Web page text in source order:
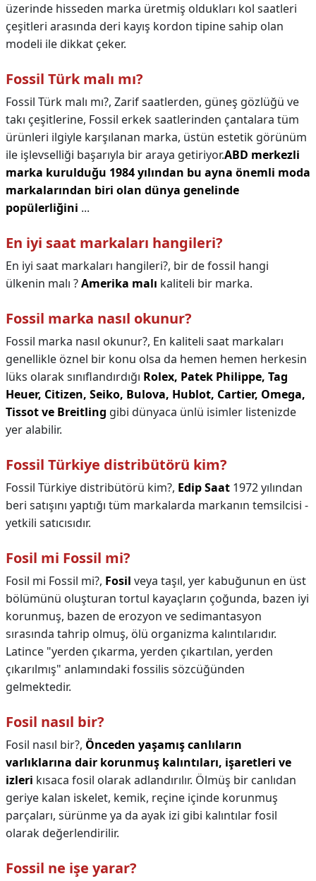
üzerinde hisseden marka üretmiş oldukları kol saatleri
çeşitleri arasında deri kayış kordon tipine sahip olan
modeli ile dikkat çeker.
Fossil Türk malı mı?
Fossil Türk malı mı?, Zarif saatlerden, güneş gözlüğü ve
takı çeşitlerine, Fossil erkek saatlerinden çantalara tüm
ürünleri ilgiyle karşılanan marka, üstün estetik görünüm
ile işlevselliği başarıyla bir araya getiriyor.ABD merkezli
marka kurulduğu 1984 yılından bu ayna önemli moda
markalarından biri olan dünya genelinde
popülerliğini ...
En iyi saat markaları hangileri?
En iyi saat markaları hangileri?, bir de fossil hangi
ülkenin malı ?Amerika malı kaliteli bir marka.
Fossil marka nasıl okunur?
Fossil marka nasıl okunur?, En kaliteli saat markaları
genellikle öznel bir konu olsa da hemen hemen herkesin
lüks olarak sınıflandırdığı Rolex, Patek Philippe, Tag
Heuer, Citizen, Seiko, Bulova, Hublot, Cartier, Omega,
Tissot ve Breitling gibi dünyaca ünlü isimler listenizde
yer alabilir.
Fossil Türkiye distribütörü kim?
Fossil Türkiye distribütörü kim?, Edip Saat 1972 yılından
beri satışını yaptığı tüm markalarda markanın temsilcisi -
yetkili satıcısıdır.
Fosil mi Fossil mi?
Fosil mi Fossil mi?, Fosil veya taşıl, yer kabuğunun en üst
bölümünü oluşturan tortul kayaçların çoğunda, bazen iyi
korunmuş, bazen de erozyon ve sedimantasyon
sırasında tahrip olmuş, ölü organizma kalıntılarıdır.
Latince "yerden çıkarma, yerden çıkartılan, yerden
çıkarılmış" anlamındaki fossilis sözcüğünden
gelmektedir.
Fosil nasıl bir?
Fosil nasıl bir?, Önceden yaşamış canlıların
varlıklarına dair korunmuş kalıntıları, işaretleri ve
izleri kısaca fosil olarak adlandırılır. Ölmüş bir canlıdan
geriye kalan iskelet, kemik, reçine içinde korunmuş
parçaları, sürünme ya da ayak izi gibi kalıntılar fosil
olarak değerlendirilir.
Fossil ne işe yarar?